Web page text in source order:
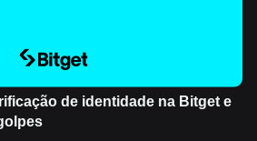
de identidade na Bitget e